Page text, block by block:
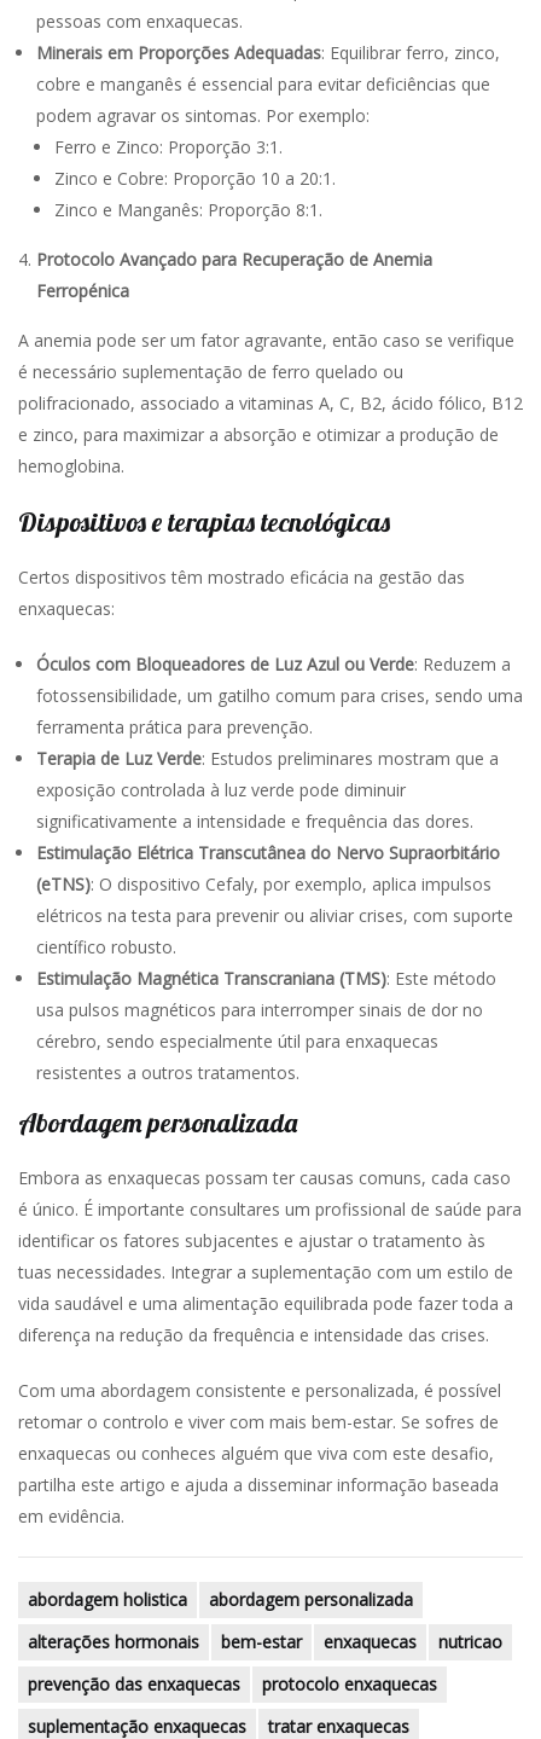
pessoas com enxaquecas.
Minerais em Proporções Adequadas: Equilibrar ferro, zinco,
cobre e manganês é essencial para evitar deficiências que
podem agravar os sintomas. Por exemplo:
Ferro e Zinco: Proporção 3:1.
Zinco e Cobre: Proporção 10 a 20:1.
Zinco e Manganês: Proporção 8:1.
Protocolo Avançado para Recuperação de Anemia
Ferropénica
A anemia pode ser um fator agravante, então caso se verifique
é necessário suplementação de ferro quelado ou
polifracionado, associado a vitaminas A, C, B2, ácido fólico, B12
e zinco, para maximizar a absorção e otimizar a produção de
hemoglobina.
Dispositivos e terapias tecnológicas
Certos dispositivos têm mostrado eficácia na gestão das
enxaquecas:
Óculos com Bloqueadores de Luz Azul ou Verde: Reduzem a
fotossensibilidade, um gatilho comum para crises, sendo uma
ferramenta prática para prevenção.
Terapia de Luz Verde: Estudos preliminares mostram que a
exposição controlada à luz verde pode diminuir
significativamente a intensidade e frequência das dores.
Estimulação Elétrica Transcutânea do Nervo Supraorbitário
(eTNS): O dispositivo Cefaly, por exemplo, aplica impulsos
elétricos na testa para prevenir ou aliviar crises, com suporte
científico robusto.
Estimulação Magnética Transcraniana (TMS): Este método
usa pulsos magnéticos para interromper sinais de dor no
cérebro, sendo especialmente útil para enxaquecas
resistentes a outros tratamentos.
Abordagem personalizada
Embora as enxaquecas possam ter causas comuns, cada caso
é único. É importante consultares um profissional de saúde para
identificar os fatores subjacentes e ajustar o tratamento às
tuas necessidades. Integrar a suplementação com um estilo de
vida saudável e uma alimentação equilibrada pode fazer toda a
diferença na redução da frequência e intensidade das crises.
Com uma abordagem consistente e personalizada, é possível
retomar o controlo e viver com mais bem-estar. Se sofres de
enxaquecas ou conheces alguém que viva com este desafio,
partilha este artigo e ajuda a disseminar informação baseada
em evidência.
abordagem holistica
abordagem personalizada
alterações hormonais
bem-estar enxaquecas
nutricao
prevenção das enxaquecas
protocolo enxaquecas
suplementação enxaquecas
tratar enxaquecas